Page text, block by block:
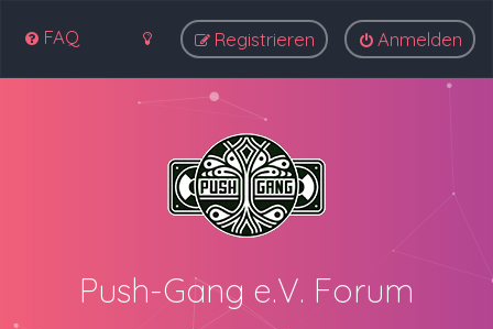
FAQ Anmelden
Registrieren
Push-Gang e.V. Forum